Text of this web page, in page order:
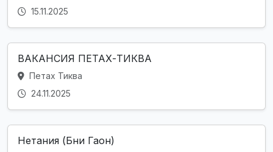
15.11.2025
ВАКАНСИЯ ПЕТАХ-ТИКВА
Петах Тиква
24.11.2025
Нетания (Бни Гаон)